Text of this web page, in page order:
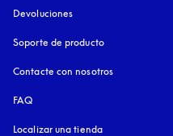
Devoluciones
Soporte de producto
Contacte con nosotros
FAQ
Localizar una tienda